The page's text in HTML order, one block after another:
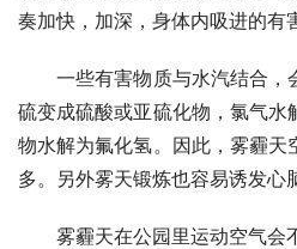
奏加快，加深，身体内吸进的有
一些有害物质与水汽结合，
硫变成硫酸或亚硫化物，氯气水
物水解为氟化氢。因此，雾霾天
多。另外雾天锻炼也容易诱发心
雾霾天在公园里运动空气会